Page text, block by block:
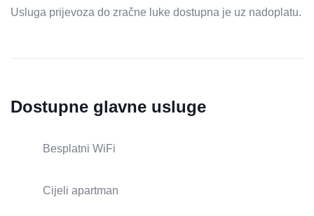
Usluga prijevoza do zračne luke dostupna je uz nadoplatu.
Dostupne glavne usluge
Besplatni WiFi
Cijeli apartman